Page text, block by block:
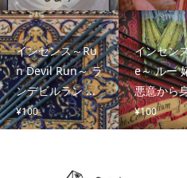
インセンス～Ru
n Devil Run～ ラ
ンデビルラン ...
¥100
インセン
e～ ルー
悪意から
¥100